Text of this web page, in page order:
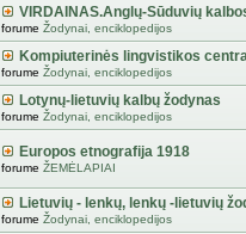
VIRDAINAS.Anglų-Sūduvių
forume Žodynai, enciklopedijos
Kompiuterinės lingvistikos
forume Žodynai, enciklopedijos
Lotynų-lietuvių kalbų žodynas
forume Žodynai, enciklopedijos
Europos etnografija 1918
forume ŽEMĖLAPIAI
Lietuvių - lenkų, lenkų -lietuvių
forume Žodynai, enciklopedijos